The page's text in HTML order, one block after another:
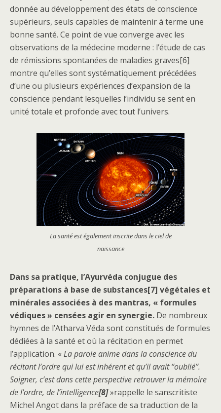
donnée au développement des états de conscience
supérieurs, seuls capables de maintenir à terme une
bonne santé. Ce point de vue converge avec les
observations de la médecine moderne : l’étude de cas
de rémissions spontanées de maladies graves[6]
montre qu’elles sont systématiquement précédées
d’une ou plusieurs expériences d’expansion de la
conscience pendant lesquelles l’individu se sent en
unité totale et profonde avec tout l’univers.
La santé est également inscrite dans le ciel de
naissance
Dans sa pratique, l’Ayurvéda conjugue des
préparations à base de substances[7] végétales et
minérales associées à des mantras, « formules
védiques » censées agir en synergie. De nombreux
hymnes de l’Atharva Véda sont constitués de formules
dédiées à la santé et où la récitation en permet
l’application. «La parole anime dans la conscience du
récitant l’ordre qui lui est inhérent et qu’il avait ‘‘oublié’’.
Soigner, c’est dans cette perspective retrouver la mémoire
de l’ordre, de l’intelligence[8]»rappelle le sanscritiste
Michel Angot dans la préface de sa traduction de la